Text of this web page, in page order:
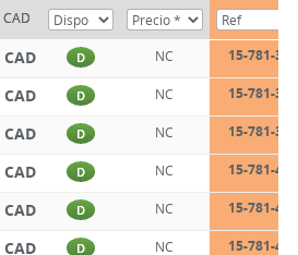
CAD
CAD D NC 15-781-32-
CAD D NC 15-781-32-
CAD D NC 15-781-32-
CAD D NC 15-781-40-
CAD D NC 15-781-40-
CAD D NC 15-781-40-